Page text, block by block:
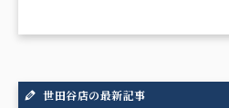
世田谷店の最新記事